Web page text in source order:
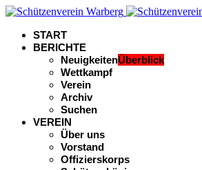
START
BERICHTE
NeuigkeitenÜberblick
Wettkampf
Verein
Archiv
Suchen
VEREIN
Über uns
Vorstand
Offizierskorps